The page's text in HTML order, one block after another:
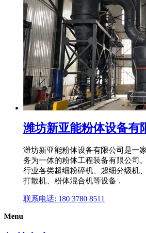
潍坊新亚能粉体设备有
潍坊新亚能粉体设备有限公司是一
务为一体的粉体工程装备有限公司
行业各类超细粉碎机、超细分级机
打散机、粉体混合机等设备 .
联系电话: 180 3780 8511
Menu